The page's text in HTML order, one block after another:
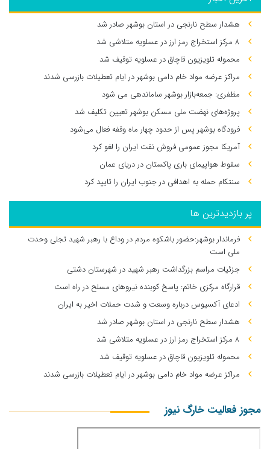
هشدار سطح نارنجی در استان بوشهر صادر شد
۸ مرکز استخراج رمز ارز در عسلویه متلاشی شد
محموله تلویزیون قاچاق در عسلویه توقیف شد
مراکز عرضه مواد خام دامی بوشهر در ایام تعطیلات بازرسی شدند
مظفری: جمعه‌بازار بوشهر ساماندهی می‌ شود
پروژه‌های نهضت ملی مسکن بوشهر تعیین تکلیف شد
فرودگاه بوشهر پس از حدود چهار ماه وقفه فعال می‌شود
آمریکا مجوز عمومی فروش نفت ایران را لغو کرد
سقوط هواپیمای باری پاکستان در دریای عمان
سنتکام حمله به اهدافی در جنوب ایران را تایید کرد
پر بازدیدترین ها
فرماندار بوشهر:حضور باشکوه مردم در وداع با رهبر شهید تجلی وحدت
ملی است
جزئیات مراسم بزرگداشت رهبر شهید در شهرستان دشتی
قرارگاه مرکزی خاتم: پاسخ کوبنده نیروهای مسلح در راه است
ادعای آکسیوس درباره وسعت و شدت حملات اخیر به ایران
هشدار سطح نارنجی در استان بوشهر صادر شد
۸ مرکز استخراج رمز ارز در عسلویه متلاشی شد
محموله تلویزیون قاچاق در عسلویه توقیف شد
مراکز عرضه مواد خام دامی بوشهر در ایام تعطیلات بازرسی شدند
مجوز فعالیت خارگ نیوز